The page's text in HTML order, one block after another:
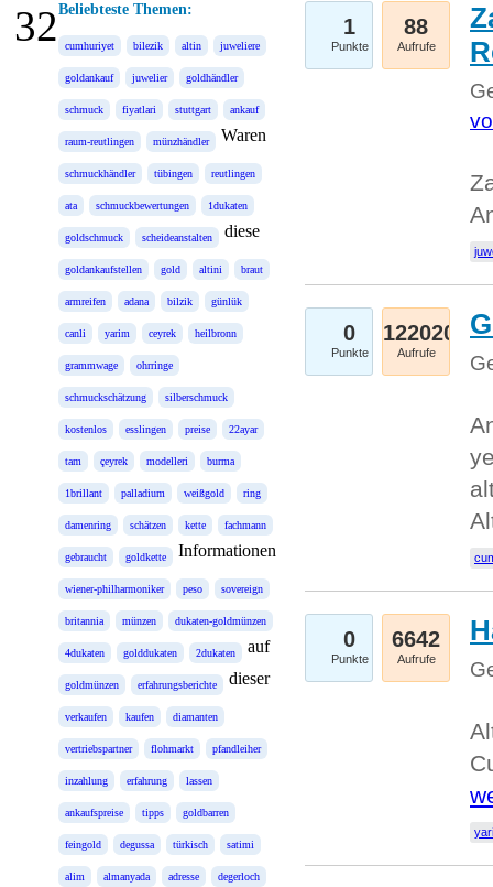
Beliebteste Themen:
cumhuriyet bilezik altin juweliere
goldankauf juwelier goldhändler
schmuck fiyatlari stuttgart ankauf
raum-reutlingen münzhändler
schmuckhändler tübingen reutlingen
ata schmuckbewertungen 1dukaten
goldschmuck scheideanstalten
goldankaufstellen gold altini braut
armreifen adana bilzik günlük
canli yarim ceyrek heilbronn
grammwage ohrringe
schmuckschätzung silberschmuck
kostenlos esslingen preise 22ayar
tam çeyrek modelleri burma
1brillant palladium weißgold ring
damenring schätzen kette fachmann
gebraucht goldkette
wiener-philharmoniker peso sovereign
britannia münzen dukaten-goldmünzen
4dukaten golddukaten 2dukaten
goldmünzen erfahrungsberichte
verkaufen kaufen diamanten
vertriebspartner flohmarkt pfandleiher
inzahlung erfahrung lassen
ankaufspreise tipps goldbarren
feingold degussa türkisch satimi
alim almanyada adresse degerloch
Waren
diese
Informationen
auf
dieser
1
Punkte
88
Aufrufe
0
Punkte
122020
Aufrufe
0
Punkte
6642
Aufrufe
32